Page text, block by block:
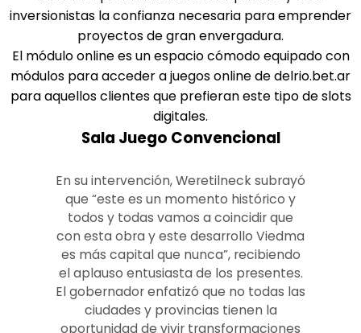
inversionistas la confianza necesaria para emprender
proyectos de gran envergadura.
El módulo online es un espacio cómodo equipado con
módulos para acceder a juegos online de delrio.bet.ar
para aquellos clientes que prefieran este tipo de slots
digitales.
Sala Juego Convencional
En su intervención, Weretilneck subrayó
que “este es un momento histórico y
todos y todas vamos a coincidir que
con esta obra y este desarrollo Viedma
es más capital que nunca”, recibiendo
el aplauso entusiasta de los presentes.
El gobernador enfatizó que no todas las
ciudades y provincias tienen la
oportunidad de vivir transformaciones